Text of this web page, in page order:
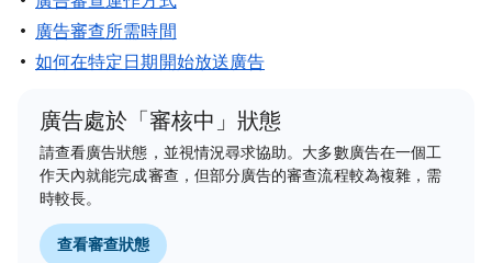
廣告審查所需時間
如何在特定日期開始放送廣告
廣告處於「審核中」狀態
請查看廣告狀態，並視情況尋求協助。大多數廣告在一個工
作天內就能完成審查，但部分廣告的審查流程較為複雜，需
時較長。
查看審查狀態